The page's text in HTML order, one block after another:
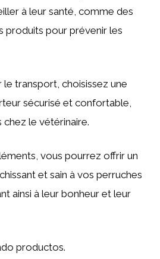
à leur santé, comme des
produits pour prévenir les
le transport, choisissez une
sécurisé et confortable,
chez le vétérinaire.
vous pourrez offrir un
et sain à vos perruches
ainsi à leur bonheur et leur
productos.